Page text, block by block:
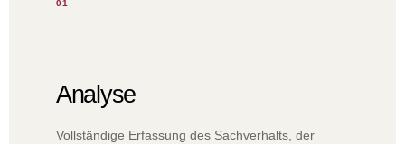
01
Analyse
Vollständige Erfassung des Sachverhalts, der